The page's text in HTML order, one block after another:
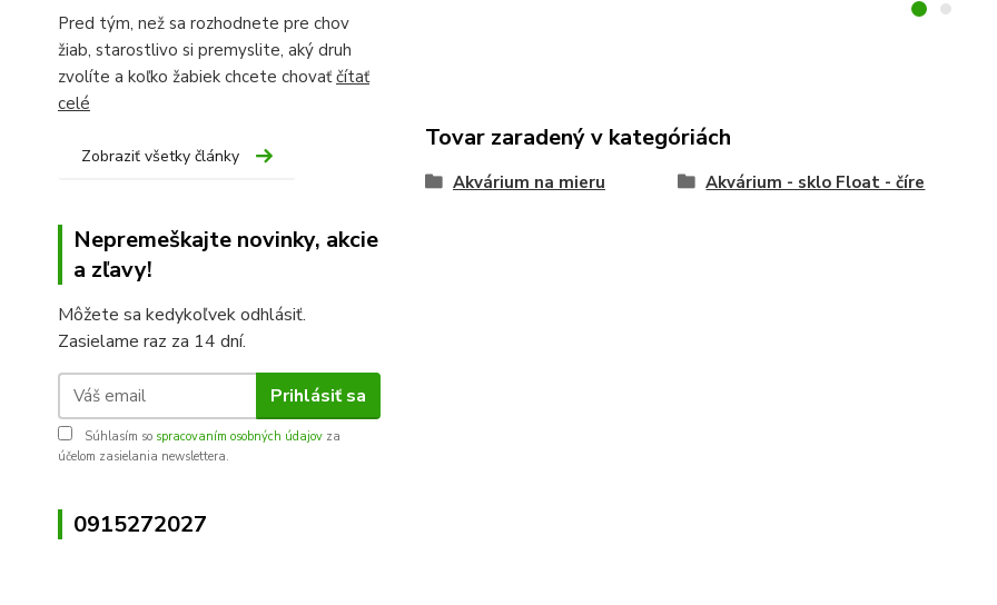
Pred tým, než sa rozhodnete pre chov
žiab, starostlivo si premyslite, aký druh
zvolíte a koľko žabiek chcete chovaťčítať
celé
Zobraziť všetky články
Nepremeškajte novinky, akcie
a zľavy!
Môžete sa kedykoľvek odhlásiť.
Zasielame raz za 14 dní.
Prihlásiť sa
Súhlasím so spracovaním osobných údajov za
účelom zasielania newslettera.
0915272027
Tovar zaradený v kategóriách
Akvárium na mieru Akvárium - sklo Float - číre